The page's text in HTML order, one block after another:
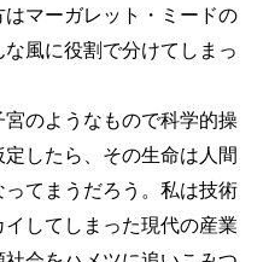
マーガレット・ミードの
風に役割で分けてしまっ
のようなもので科学的操
したら、その生命は人間
てまうだろう。私は技術
してしまった現代の産業